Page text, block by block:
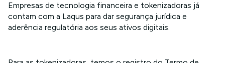
Empresas de tecnologia financeira e tokenizadoras já
contam com a Laqus para dar segurança jurídica e
aderência regulatória aos seus ativos digitais.